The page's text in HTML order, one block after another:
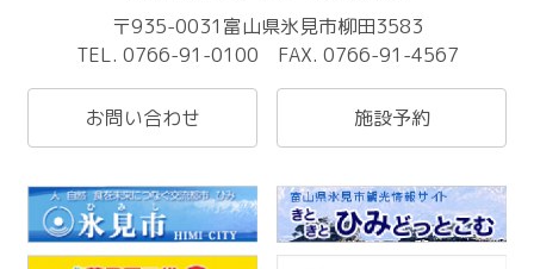
〒935-0031富山県氷見市柳田3583
TEL. 0766-91-0100 FAX. 0766-91-4567
お問い合わせ 施設予約